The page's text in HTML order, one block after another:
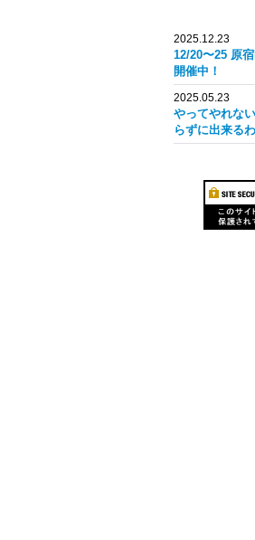
2025.12.23
12/20〜25 原
開催中！
2025.05.23
やってやれな
らずに出来る